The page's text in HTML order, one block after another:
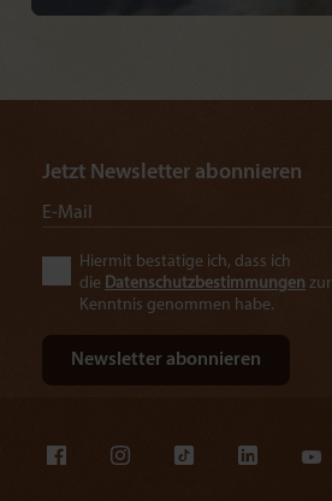
Jetzt Newsletter abonnieren
Hiermit bestätige ich, dass ich
die Datenschutzbestimmungen zur
Kenntnis genommen habe.